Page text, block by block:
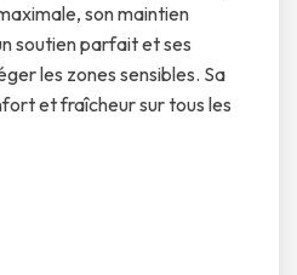
son maintien
soutien parfait et ses
les zones sensibles. Sa
et fraîcheur sur tous les